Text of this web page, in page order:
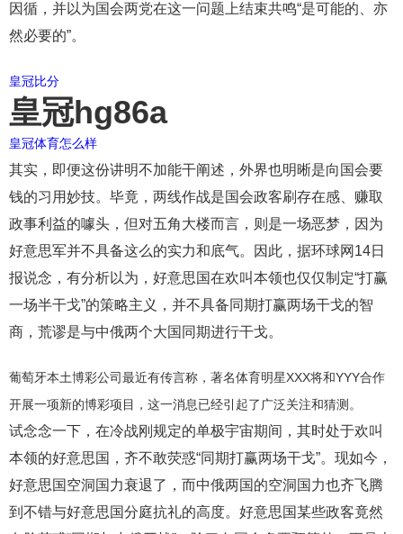
因循，并以为国会两党在这一问题上结束共鸣“是可能的、亦
然必要的”。
皇冠比分
皇冠hg86a
皇冠体育怎么样
其实，即便这份讲明不加能干阐述，外界也明晰是向国会要
钱的习用妙技。毕竟，两线作战是国会政客刷存在感、赚取
政事利益的噱头，但对五角大楼而言，则是一场恶梦，因为
好意思军并不具备这么的实力和底气。因此，据环球网14日
报说念，有分析以为，好意思国在欢叫本领也仅仅制定“打赢
一场半干戈”的策略主义，并不具备同期打赢两场干戈的智
商，荒谬是与中俄两个大国同期进行干戈。
葡萄牙本土博彩公司最近有传言称，著名体育明星XXX将和YYY合作
开展一项新的博彩项目，这一消息已经引起了广泛关注和猜测。
试念念一下，在冷战刚规定的单极宇宙期间，其时处于欢叫
本领的好意思国，齐不敢荧惑“同期打赢两场干戈”。现如今，
好意思国空洞国力衰退了，而中俄两国的空洞国力也齐飞腾
到不错与好意思国分庭抗礼的高度。好意思国某些政客竟然